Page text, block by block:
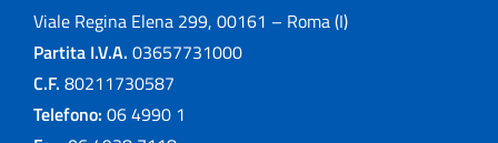
Viale Regina Elena 299, 00161 – Roma (I)
Partita I.V.A. 03657731000
C.F. 80211730587
Telefono: 06 4990 1